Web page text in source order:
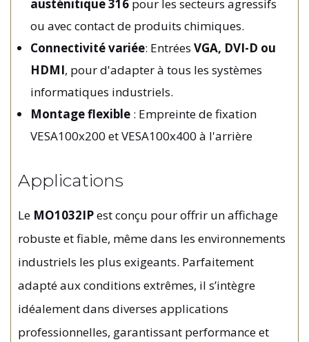
austénitique316 pour les secteurs agressifs
ou avec contact de produits chimiques.
Connectivité variée: Entrées VGA, DVI-D ou
HDMI, pour d'adapter à tous les systèmes
informatiques industriels.
Montage flexible : Empreinte de fixation
VESA100x200 et VESA100x400 à l'arrière
Applications
Le MO1032IPest conçu pour offrir un affichage
robuste et fiable, même dans les environnements
industriels les plus exigeants. Parfaitement
adapté aux conditions extrêmes, il s’intègre
idéalement dans diverses applications
professionnelles, garantissant performance et